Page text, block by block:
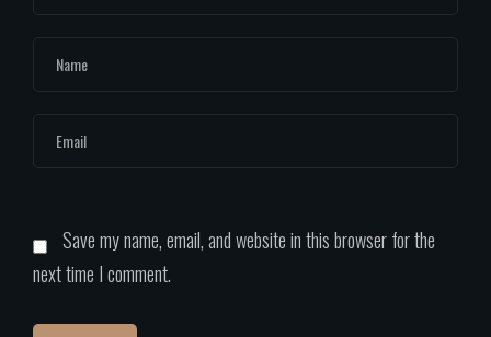
Save my name, email, and website in this browser for the
next time I comment.